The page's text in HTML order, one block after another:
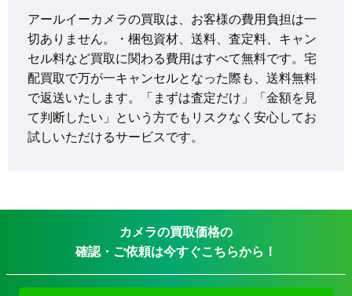
アールイーカメラの買取は、お客様の費用負担は一
切ありません。・梱包資材、送料、査定料、キャン
セル料など買取に関わる費用はすべて無料です。宅
配買取で万が一キャンセルとなった際も、送料無料
で返送いたします。「まずは査定だけ」「金額を見
て判断したい」という方でもリスクなく安心してお
試しいただけるサービスです。
カメラの買取価格の
確認・ご依頼は今すぐこちらから！